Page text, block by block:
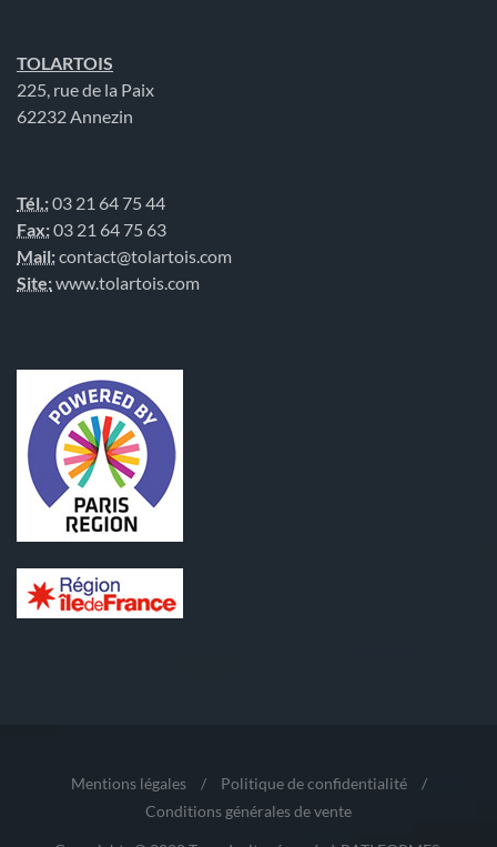
TOLARTOIS
225, rue de la Paix
62232 Annezin
Tél.:03 21 64 75 44
Fax:03 21 64 75 63
Mail:contact@tolartois.com
Site:www.tolartois.com
Mentions légales / Politique de confidentialité
/
Conditions générales de vente